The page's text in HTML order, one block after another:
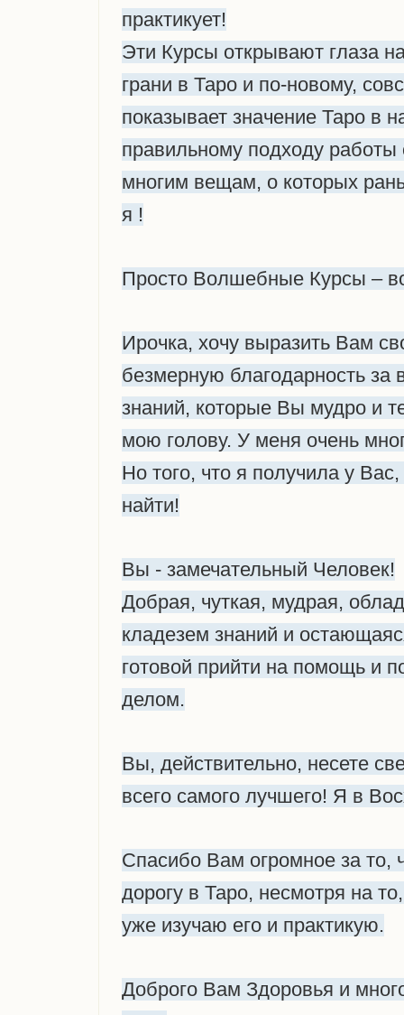
практикует!
Эти Курсы открывают глаза
грани в Таро и по-новому,
показывает значение Таро в
правильному подходу
многим вещам, о которых
я !
Просто Волшебные Курсы –
Ирочка, хочу выразить Вам
безмерную благодарность за
знаний, которые Вы мудро и
мою голову. У меня очень
Но того, что я получила у
найти!
Вы - замечательный Человек!
Добрая, чуткая, мудрая,
кладезем знаний и
готовой прийти на помощь и
делом.
Вы, действительно, несете
всего самого лучшего! Я в
Спасибо Вам огромное за то,
дорогу в Таро, несмотря на
уже изучаю его и практикую.
Доброго Вам Здоровья и